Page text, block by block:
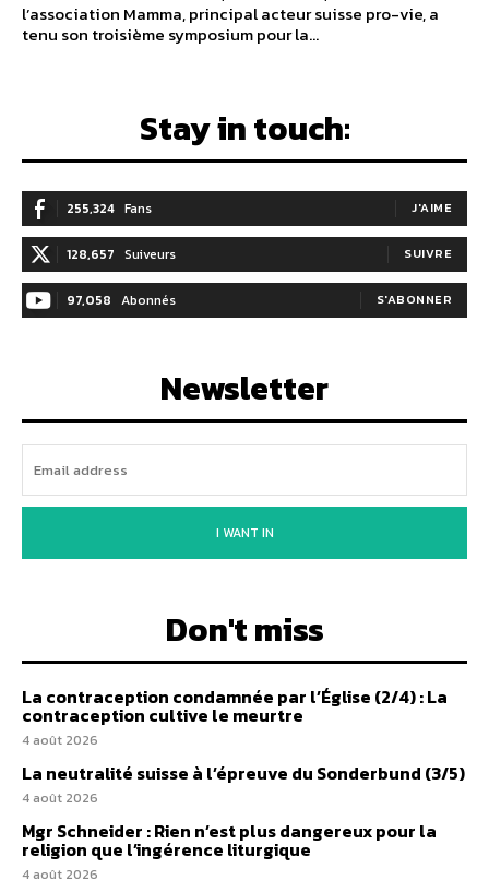
l’association Mamma, principal acteur suisse pro-vie, a
tenu son troisième symposium pour la...
Stay in touch:
255,324 Fans J'AIME
128,657 Suiveurs SUIVRE
97,058 Abonnés S'ABONNER
Newsletter
I WANT IN
Don't miss
La contraception condamnée par l’Église (2/4) : La
contraception cultive le meurtre
4 août 2026
La neutralité suisse à l’épreuve du Sonderbund (3/5)
4 août 2026
Mgr Schneider : Rien n’est plus dangereux pour la
religion que l’ingérence liturgique
4 août 2026